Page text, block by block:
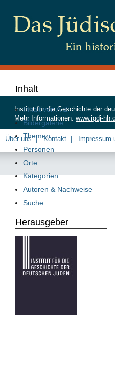
Inhalt
Inhalt von A-Z
Bildergalerie
Themen
Personen
Orte
Kategorien
Autoren & Nachweise
Suche
Herausgeber
Institut für die Geschichte der
Mehr Informationen: www.igdj-
Über uns Kontakt Impressum